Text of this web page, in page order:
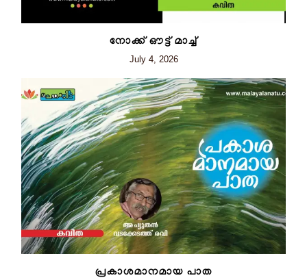
നോക്ക് ഔട്ട് മാച്ച്
July 4, 2026
പ്രകാശമാനമായ പാത